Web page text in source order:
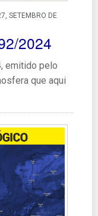
SETEMBRO DE
2024
emitido pelo
que aqui